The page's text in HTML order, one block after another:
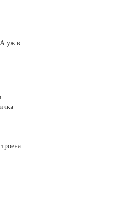
А уж в